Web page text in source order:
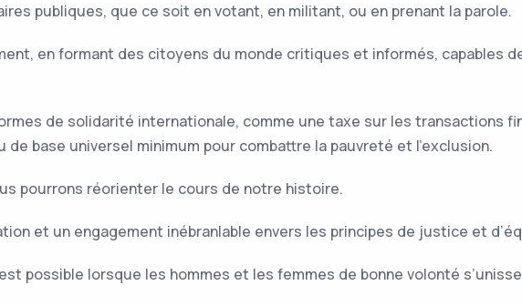
publiques, que ce soit en votant, en militant, ou en prenant la parole.
en formant des citoyens du monde critiques et informés, capables
de solidarité internationale, comme une taxe sur les transactions
base universel minimum pour combattre la pauvreté et l’exclusion.
pourrons réorienter le cours de notre histoire.
et un engagement inébranlable envers les principes de justice et
possible lorsque les hommes et les femmes de bonne volonté